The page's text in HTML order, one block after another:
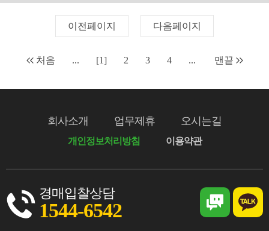
이전페이지 다음페이지
처음 ... [1] 2 3 4 ... 맨끝
회사소개 업무제휴 오시는길
개인정보처리방침 이용약관
경매입찰상담
1544-6542